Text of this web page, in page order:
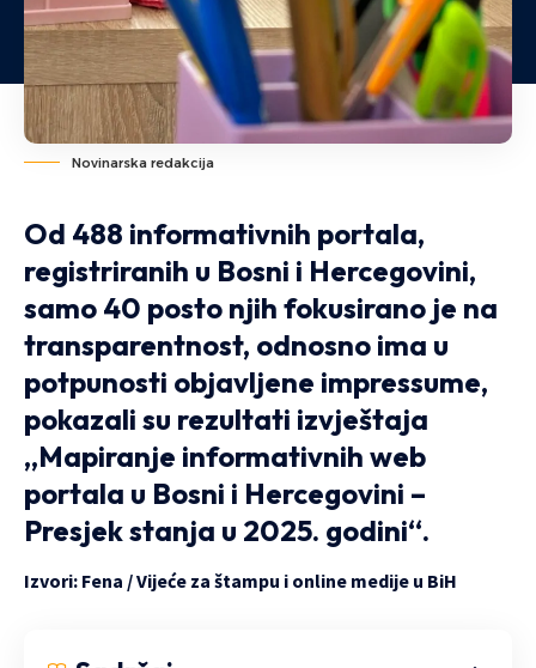
Novinarska redakcija
Od 488 informativnih portala,
registriranih u Bosni i Hercegovini,
samo 40 posto njih fokusirano je na
transparentnost, odnosno ima u
potpunosti objavljene impressume,
pokazali su rezultati izvještaja
„Mapiranje informativnih web
portala u Bosni i Hercegovini –
Presjek stanja u 2025. godini“.
Izvori: Fena / Vijeće za štampu i online medije u BiH